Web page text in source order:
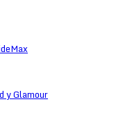
y Glamour